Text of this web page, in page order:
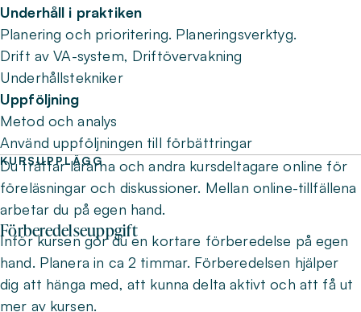
Underhåll i praktiken
Planering och prioritering. Planeringsverktyg.
Drift av VA-system, Driftövervakning
Underhållstekniker
Uppföljning
Metod och analys
Använd uppföljningen till förbättringar
KURSUPPLÄGG
Du träffar lärarna och andra kursdeltagare online för
föreläsningar och diskussioner. Mellan online-tillfällena
arbetar du på egen hand.
Förberedelseuppgift
Inför kursen gör du en kortare förberedelse på egen
hand. Planera in ca 2 timmar. Förberedelsen hjälper
dig att hänga med, att kunna delta aktivt och att få ut
mer av kursen.